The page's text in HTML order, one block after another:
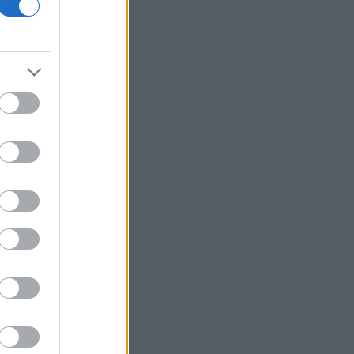
κυρώσεις σε βάρος της Ρωσίας -
Axios: Το Ιράν αναμένει έγκριση του
συμφωνία ανοίγματος του Ορμούζ
Εβδομαδιαία κέρδη 7% για τον χρυσό
δίκτυο διακινητών με κέρδη 24 εκατ.
ευρώ
διαγωνισμός για την ανάπλαση των
204,6 εκατ. ευρώ
Σκέρτσος: «Το ΠΑΣΟΚ υποκαθιστά την
Υπ. Παιδείας: 3,35 εκατ. ευρώ στο
στεγαστικό επίδομα των φοιτητών